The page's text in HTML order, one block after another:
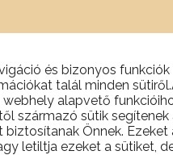
és bizonyos
talál minden
webhely alapvető
származó sütik
biztosítanak Önnek.
letiltja ezeket a sütiket,
segítségét!